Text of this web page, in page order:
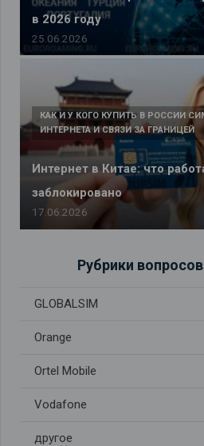
в 2026 году
25.06.2026
Интернет в Китае: что
заблокировано
КАК И У КОГО КУПИТЬ В РОССИИ
ИНТЕРНЕТА И СВЯЗИ ЗА ГРАНИЦЕЙ
17.06.2026
Рубрики
GLOBALSIM
Orange
Ortel Mobile
Vodafone
другое